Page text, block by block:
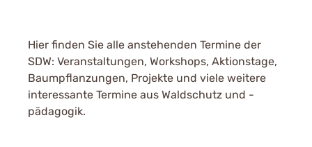
Hier finden Sie alle anstehenden Termine der
SDW: Veranstaltungen, Workshops, Aktionstage,
Baumpflanzungen, Projekte und viele weitere
interessante Termine aus Waldschutz und -
pädagogik.